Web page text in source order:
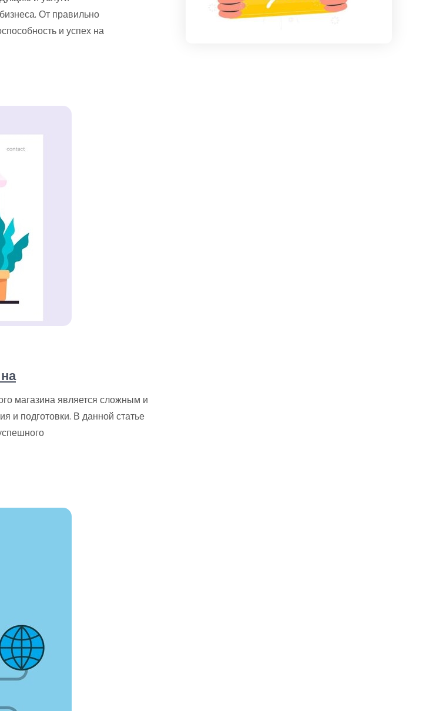
От правильно
и успех на
магазина является сложным и
и подготовки. В данной статье